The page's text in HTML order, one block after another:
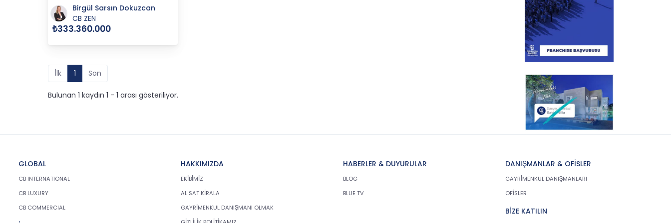
Birgül Sarsın Dokuzcan
CB ZEN
₺333.360.000
İlk 1 Son
Bulunan 1 kaydın 1 - 1 arası gösteriliyor.
GLOBAL
CB INTERNATIONAL
CB LUXURY
CB COMMERCIAL
HAKKIMIZDA
EKİBİMİZ
AL SAT KİRALA
GAYRİMENKUL DANIŞMANI OLMAK
HABERLER & DUYURULAR
BLOG
BLUE TV
DANIŞMANLAR & OFİSLER
GAYRİMENKUL DANIŞMANLARI
OFİSLER
BİZE KATILIN